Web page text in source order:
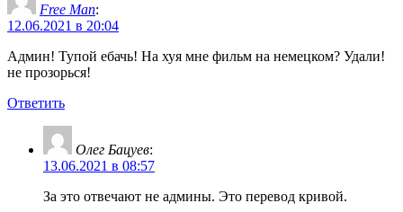
Free Man:
12.06.2021 в 20:04
Админ! Тупой ебачь! На хуя мне фильм на немецком? Удали!
не прозорься!
Ответить
Олег Бацуев:
13.06.2021 в 08:57
За это отвечают не админы. Это перевод кривой.